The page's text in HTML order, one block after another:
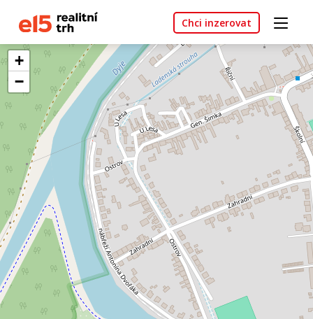
Chci inzerovat
+
−